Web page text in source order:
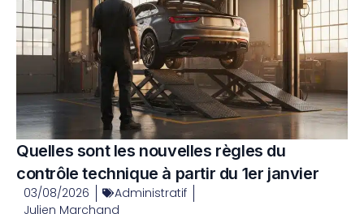
Quelles sont les nouvelles règles du
contrôle technique à partir du 1er janvier
03/08/2026
Administratif
Julien Marchand